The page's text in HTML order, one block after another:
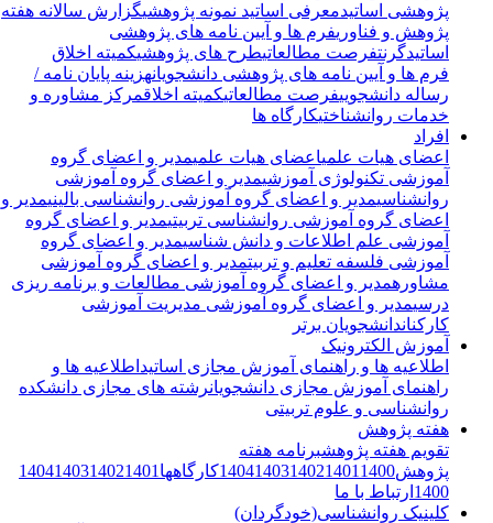
پژوهشی اساتیدمعرفی اساتید نمونه پژوهشیگزارش سالانه هفته
پژوهش و فناوریفرم ها و آیین نامه های پژوهشی
اساتیدگرنت فرصت مطالعاتیطرح های پژوهشیکمیته اخلاق
فرم ها و آیین نامه های پژوهشی دانشجویانهزینه پایان نامه /
رساله دانشجوییفرصت مطالعاتیکمیته اخلاقمرکز مشاوره و
خدمات روانشناختیکارگاه ها
افراد
اعضای هیات علمیاعضای هیات علمیمدیر و اعضای گروه
آموزشی تکنولوژی آموزشیمدیر و اعضای گروه آموزشی
روانشناسیمدیر و اعضای گروه آموزشی روانشناسی بالینیمدیر و
اعضای گروه آموزشی روانشناسی تربیتیمدیر و اعضای گروه
آموزشی علم اطلاعات و دانش شناسیمدیر و اعضای گروه
آموزشی فلسفه تعلیم و تربیتمدیر و اعضای گروه آموزشی
مشاوره مدیر و اعضای گروه آموزشی مطالعات و برنامه ریزی
درسیمدیر و اعضای گروه آموزشی مدیریت آموزشی
کارکناندانشجویان برتر
آموزش الکترونیک
اطلاعیه ها و راهنمای آموزش مجازی اساتیداطلاعیه ها و
راهنمای آموزش مجازی دانشجویانرشته های مجازی دانشکده
روانشناسی و علوم تربیتی
هفته پژوهش
تقویم هفته پژوهشبرنامه هفته
پژوهش
14041403140214011400 کارگاهها 1404140314021401
1400ارتباط با ما
کلینیک روانشناسی(خودگردان)